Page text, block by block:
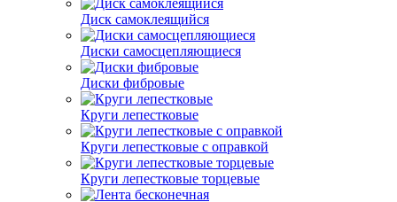
Диск самоклеящийся
Диски самосцепляющиеся
Диски фибровые
Круги лепестковые
Круги лепестковые с оправкой
Круги лепестковые торцевые